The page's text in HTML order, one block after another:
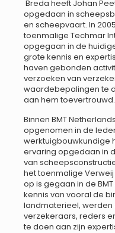
Breda heeft Johan
opgedaan in
en scheepvaart. In
toenmalige Techmar
opgegaan in de
grote kennis en
haven gebonden
verzoeken van
waardebepalingen te
aan hem toevertrouwd.
Binnen BMT
opgenomen in de
werktuigbouwkundige
ervaring opgedaan in
van
het toenmalige
op is gegaan in de
kennis van vooral de
landmaterieel,
verzekeraars, reders
te doen aan zijn